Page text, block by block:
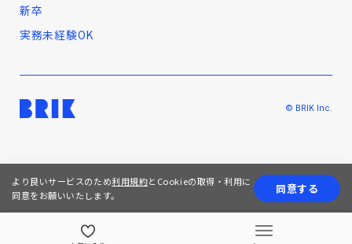
新卒
実務未経験OK
© BRIK Inc.
より良いサービスのため利用規約とCookieの取得・利用に
同意をお願いいたします。
同意する